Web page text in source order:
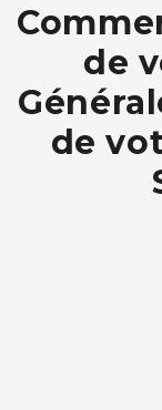
de
de